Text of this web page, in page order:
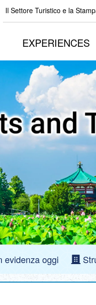
Il Settore Turistico e la
EXPERIENCES
evidenza oggi